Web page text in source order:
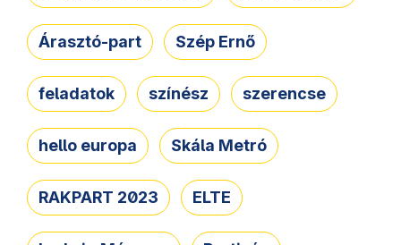
Árasztó-part Szép Ernő
feladatok színész szerencse
hello europa Skála Metró
RAKPART 2023 ELTE